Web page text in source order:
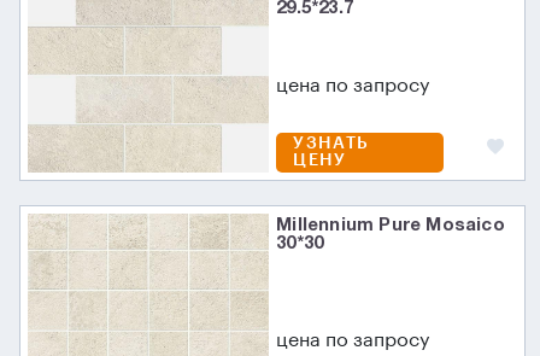
29.5*23.7
цена по запросу
УЗНАТЬ
ЦЕНУ
Millennium Pure Mosaico
30*30
цена по запросу